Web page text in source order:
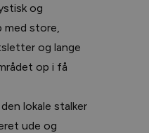
og
med store,
og lange
op i få
lokale stalker
ude og